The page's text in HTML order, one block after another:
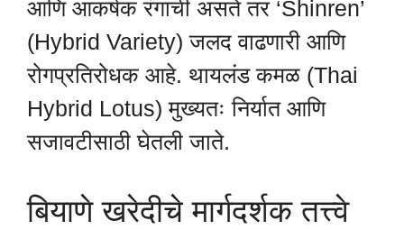
आणि आकर्षक रंगाची असते तर ‘Shinren’
(Hybrid Variety) जलद वाढणारी आणि
रोगप्रतिरोधक आहे. थायलंड कमळ (Thai
Hybrid Lotus) मुख्यतः निर्यात आणि
सजावटीसाठी घेतली जाते.
बियाणे खरेदीचे मार्गदर्शक तत्त्वे